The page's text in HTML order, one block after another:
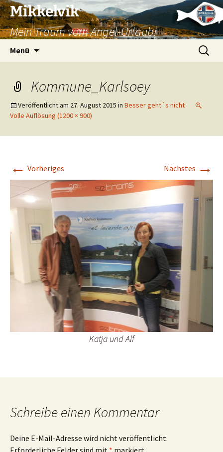
Mikkelvik
Mein Traum vom Angel-Urlaub!
Menü
Suchen
nach:
Kommune_Karlsoey
Veröffentlicht am 27. August 2015 in Besser geht´s nicht
Volle Auflösung (1200 × 900)
← Vorheriges Nächstes →
Katja und Alf
Schreibe einen Kommentar
Deine E-Mail-Adresse wird nicht veröffentlicht.
Erforderliche Felder sind mit * markiert